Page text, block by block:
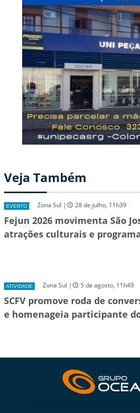
Veja Também
EVENTO Zona Sul | 28 de julho, 11h39
Fejun 2026 movimenta São
atrações culturais e
ATIVIDADE Zona Sul | 5 de agosto, 11h49
SCFV promove roda de
e homenageia participante